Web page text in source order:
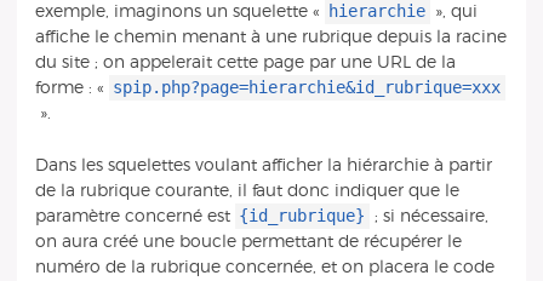
exemple, imaginons un squelette «
hierarchie », qui
affiche le chemin menant à une rubrique depuis la racine
du site ; on appelerait cette page par une URL de la
forme : « spip.php?page=hierarchie&id_rubrique=xxx
».
Dans les squelettes voulant afficher la hiérarchie à partir
de la rubrique courante, il faut donc indiquer que le
paramètre concerné est {id_rubrique} ; si nécessaire,
on aura créé une boucle permettant de récupérer le
numéro de la rubrique concernée, et on placera le code